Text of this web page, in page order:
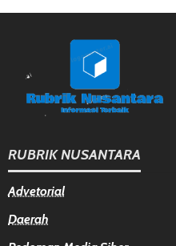
RUBRIK NUSANTARA
Advetorial
Daerah